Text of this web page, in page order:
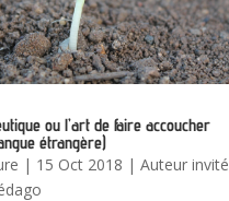
ou l’art de faire accoucher
étrangère)
| 15 Oct 2018 | Auteur invité